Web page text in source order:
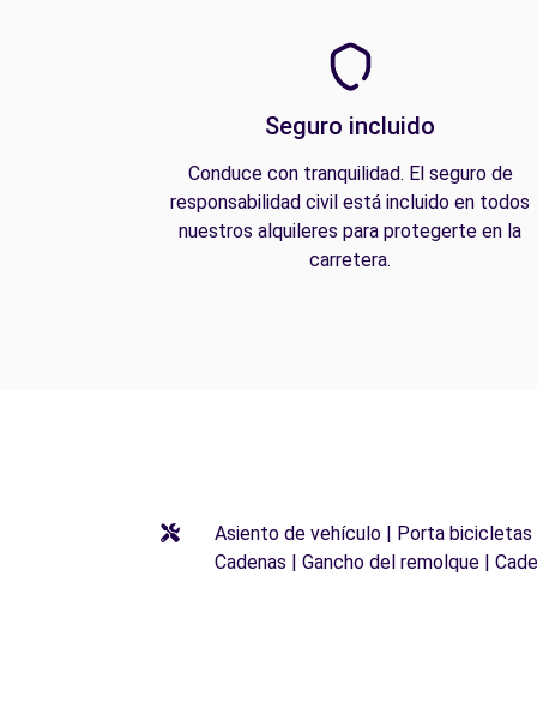
Seguro incluido
Conduce con tranquilidad. El seguro de
responsabilidad civil está incluido en todos
nuestros alquileres para protegerte en la
carretera.
Asiento de vehículo | Porta bicicletas
Cadenas | Gancho del remolque |